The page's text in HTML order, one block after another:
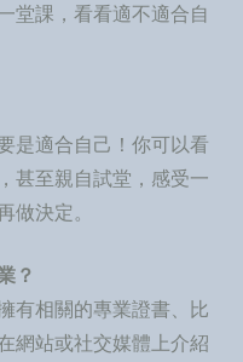
堂課，看看適不適合自
是適合自己！你可以看
甚至親自試堂，感受一
做決定。
？
有相關的專業證書、比
網站或社交媒體上介紹